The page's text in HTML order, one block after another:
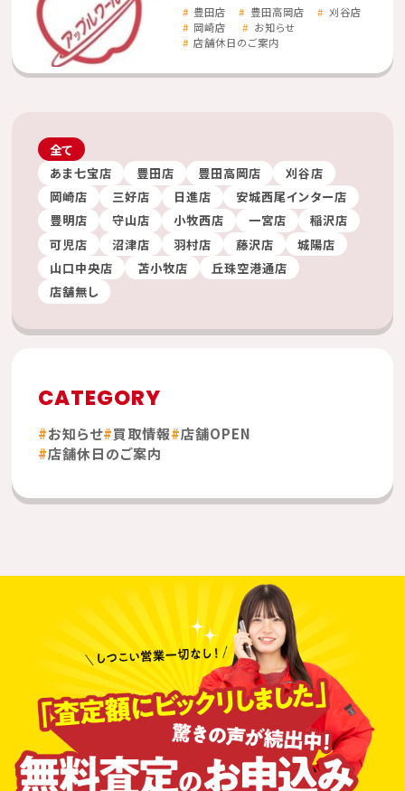
豊田店 豊田高岡店
刈谷店
岡崎店
お知らせ
店舗休日のご案内
全て
あま七宝店
豊田店 豊田高岡店
刈谷店
岡崎店
三好店 日進店
安城西尾インター店
豊明店
守山店 小牧西店 一宮店
稲沢店
可児店
沼津店 羽村店 藤沢店
城陽店
山口中央店
苫小牧店
丘珠空港通店
店舗無し
CATEGORY
お知らせ 買取情報 店舗OPEN
店舗休日のご案内